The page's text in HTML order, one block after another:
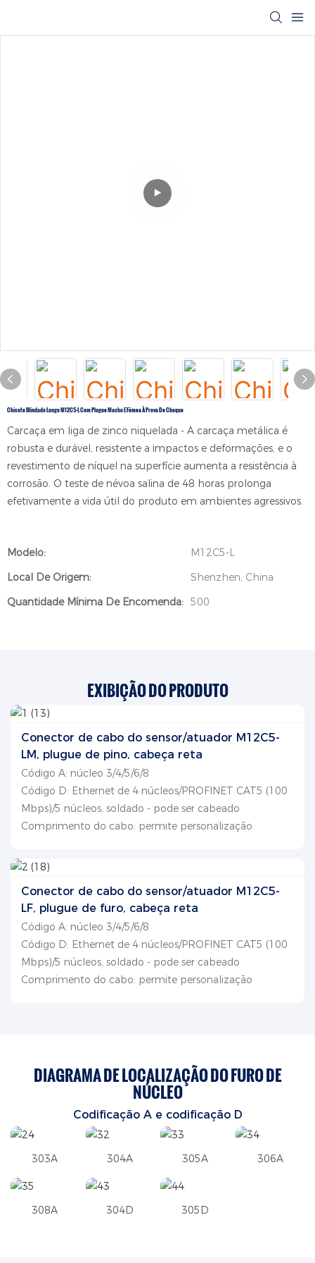
Chicote Blindado Longo M12C5-L Com Plugue Macho E Fêmea À Prova De Choque
Carcaça em liga de zinco niquelada - A carcaça metálica é
robusta e durável, resistente a impactos e deformações, e o
revestimento de níquel na superfície aumenta a resistência à
corrosão. O teste de névoa salina de 48 horas prolonga
efetivamente a vida útil do produto em ambientes agressivos.
Modelo:
M12C5-L
Local De Origem:
Shenzhen, China
Quantidade Mínima De Encomenda: 500
EXIBIÇÃO DO PRODUTO
Conector de cabo do sensor/atuador M12C5-
LM, plugue de pino, cabeça reta
Código A: núcleo 3/4/5/6/8
Código D: Ethernet de 4 núcleos/PROFINET CAT5 (100
Mbps)/5 núcleos, soldado - pode ser cabeado
Comprimento do cabo: permite personalização
Conector de cabo do sensor/atuador M12C5-
LF, plugue de furo, cabeça reta
Código A: núcleo 3/4/5/6/8
Código D: Ethernet de 4 núcleos/PROFINET CAT5 (100
Mbps)/5 núcleos, soldado - pode ser cabeado
Comprimento do cabo: permite personalização
DIAGRAMA DE LOCALIZAÇÃO DO FURO DE
NÚCLEO
Codificação A e codificação D
303A 304A 305A 306A
308A 304D 305D